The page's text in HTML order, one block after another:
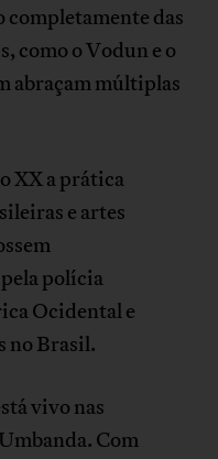
completamente das
como o Vodun e o
abraçam múltiplas
XX a prática
e artes
polícia
Ocidental e
no Brasil.
vivo nas
Com